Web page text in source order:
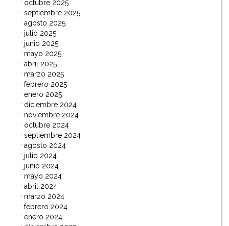
octubre 2025
septiembre 2025
agosto 2025
julio 2025
junio 2025
mayo 2025
abril 2025
marzo 2025
febrero 2025
enero 2025
diciembre 2024
noviembre 2024
octubre 2024
septiembre 2024
agosto 2024
julio 2024
junio 2024
mayo 2024
abril 2024
marzo 2024
febrero 2024
enero 2024